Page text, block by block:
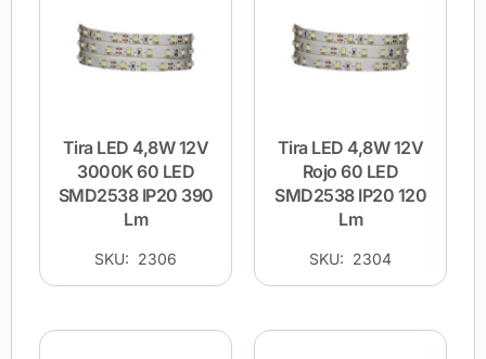
Tira LED 4,8W 12V
3000K 60 LED
SMD2538 IP20 390
Lm
SKU: 2306
Tira LED 4,8W 12V
Rojo 60 LED
SMD2538 IP20 120
Lm
SKU: 2304